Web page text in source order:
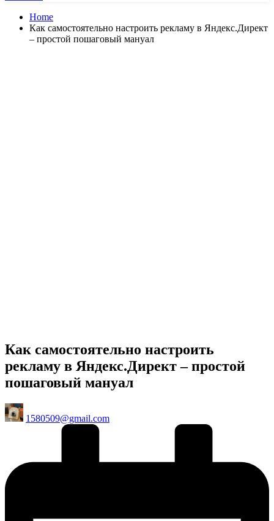
Home
Как самостоятельно настроить рекламу в Яндекс.Директ
– простой пошаговый мануал
Как самостоятельно настроить
рекламу в Яндекс.Директ – простой
пошаговый мануал
Posted
by
1580509@gmail.com